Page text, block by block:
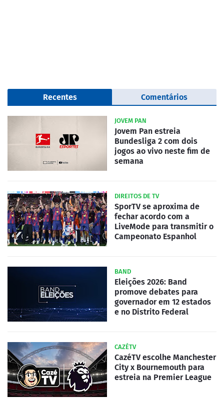
Recentes Comentários
JOVEM PAN
Jovem Pan estreia
Bundesliga 2 com dois
jogos ao vivo neste fim de
semana
DIREITOS DE TV
SporTV se aproxima de
fechar acordo com a
LiveMode para transmitir o
Campeonato Espanhol
BAND
Eleições 2026: Band
promove debates para
governador em 12 estados
e no Distrito Federal
CAZÉTV
CazéTV escolhe Manchester
City x Bournemouth para
estreia na Premier League